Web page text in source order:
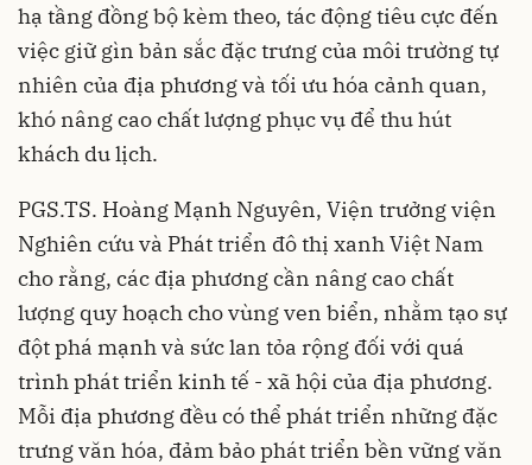
hạ tầng đồng bộ kèm theo, tác động tiêu cực đến
việc giữ gìn bản sắc đặc trưng của môi trường tự
nhiên của địa phương và tối ưu hóa cảnh quan,
khó nâng cao chất lượng phục vụ để thu hút
khách du lịch.
PGS.TS. Hoàng Mạnh Nguyên, Viện trưởng viện
Nghiên cứu và Phát triển đô thị xanh Việt Nam
cho rằng, các địa phương cần nâng cao chất
lượng quy hoạch cho vùng ven biển, nhằm tạo sự
đột phá mạnh và sức lan tỏa rộng đối với quá
trình phát triển kinh tế - xã hội của địa phương.
Mỗi địa phương đều có thể phát triển những đặc
trưng văn hóa, đảm bảo phát triển bền vững văn